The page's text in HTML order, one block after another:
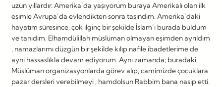
uzun yıllardır. Amerika’da yaşıyorum buraya Amerikalı olan ilk
eşimle Avrupa’da evlendikten sonra taşındım. Amerika’daki
hayatım süresince, çok ilginç bir şekilde İslam’ı burada buldum
ve tanıdım. Elhamdülillah müslüman olmayan eşimden ayrıldım
, namazlarımı düzgün bir şekilde kılıp nafile ibadetlerime de
aynı hassaslıkla devam ediyorum. Aynı zamanda; buradaki
Müslüman organizasyonlarda görev alıp, camimizde çocuklara
pazar dersleri verebilmeyi , hamdolsun Rabbim bana nasip etti.